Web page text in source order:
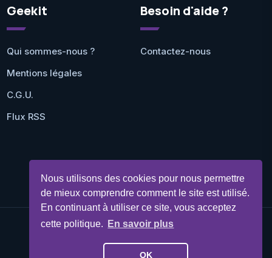
Nous utilisons des cookies pour nous permettre
de mieux comprendre comment le site est utilisé.
En continuant à utiliser ce site, vous acceptez
cette politique.
En savoir plus
OK
Geekit
Qui sommes-nous ?
Mentions légales
C.G.U.
Flux RSS
Besoin d'aide ?
Contactez-nous